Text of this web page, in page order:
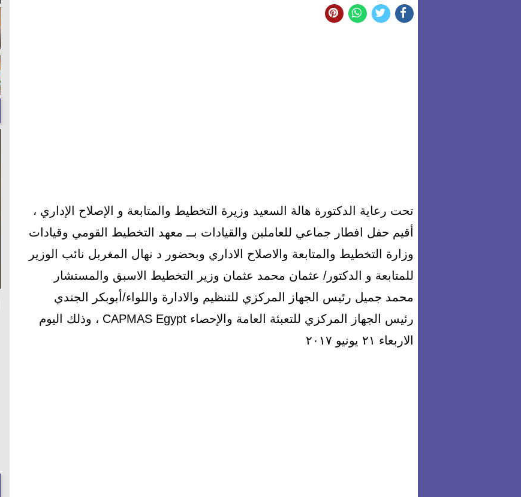
تحت رعاية الدكتورة هالة السعيد وزيرة التخطيط والمتابعة و الإصلاح الإداري ،
أقيم حفل افطار جماعي للعاملين والقيادات بــ معهد التخطيط القومي وقيادات
وزارة التخطيط والمتابعة والاصلاح الاداري وبحضور د نهال المغربل نائب الوزير
للمتابعة و الدكتور/ عثمان محمد عثمان وزير التخطيط الاسبق والمستشار
محمد جميل رئيس الجهاز المركزي للتنظيم والادارة واللواء/أبوبكر الجندي
رئيس الجهاز المركزي للتعبئة العامة والإحصاء CAPMAS Egypt ، وذلك اليوم
الاربعاء ٢١ يونيو ٢٠١٧